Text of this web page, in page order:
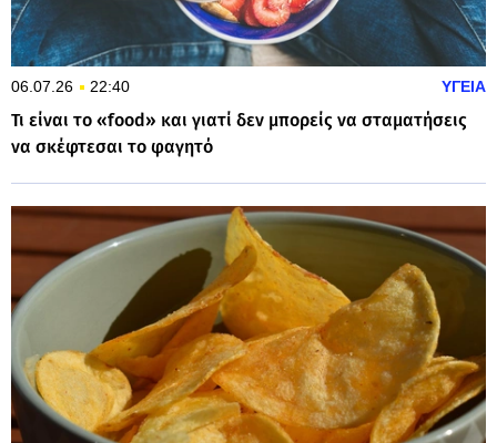
06.07.26 22:40 ΥΓΕΙΑ
Τι είναι το «food» και γιατί δεν μπορείς να σταματήσεις
να σκέφτεσαι το φαγητό